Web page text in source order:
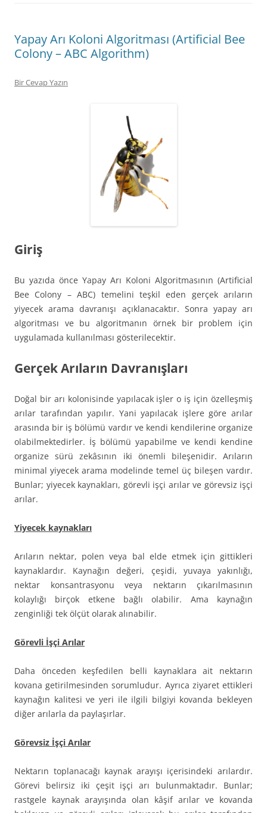
Yapay Arı Koloni Algoritması (Artificial Bee
Colony – ABC Algorithm)
Bir Cevap Yazın
Giriş
Bu yazıda önce Yapay Arı Koloni Algoritmasının (Artificial
Bee Colony – ABC) temelini teşkil eden gerçek arıların
yiyecek arama davranışı açıklanacaktır. Sonra yapay arı
algoritması ve bu algoritmanın örnek bir problem için
uygulamada kullanılması gösterilecektir.
Gerçek Arıların Davranışları
Doğal bir arı kolonisinde yapılacak işler o iş için özelleşmiş
arılar tarafından yapılır. Yani yapılacak işlere göre arılar
arasında bir iş bölümü vardır ve kendi kendilerine organize
olabilmektedirler. İş bölümü yapabilme ve kendi kendine
organize sürü zekâsının iki önemli bileşenidir. Arıların
minimal yiyecek arama modelinde temel üç bileşen vardır.
Bunlar; yiyecek kaynakları, görevli işçi arılar ve görevsiz işçi
arılar.
Yiyecek kaynakları
Arıların nektar, polen veya bal elde etmek için gittikleri
kaynaklardır. Kaynağın değeri, çeşidi, yuvaya yakınlığı,
nektar konsantrasyonu veya nektarın çıkarılmasının
kolaylığı birçok etkene bağlı olabilir. Ama kaynağın
zenginliği tek ölçüt olarak alınabilir.
Görevli İşçi Arılar
Daha önceden keşfedilen belli kaynaklara ait nektarın
kovana getirilmesinden sorumludur. Ayrıca ziyaret ettikleri
kaynağın kalitesi ve yeri ile ilgili bilgiyi kovanda bekleyen
diğer arılarla da paylaşırlar.
Görevsiz İşçi Arılar
Nektarın toplanacağı kaynak arayışı içerisindeki arılardır.
Görevi belirsiz iki çeşit işçi arı bulunmaktadır. Bunlar;
rastgele kaynak arayışında olan kâşif arılar ve kovanda